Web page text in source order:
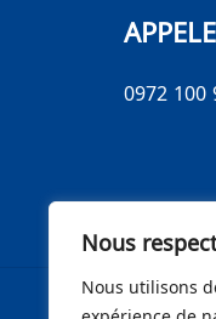
Nous
Nous utilisons
expérience de
0972 100